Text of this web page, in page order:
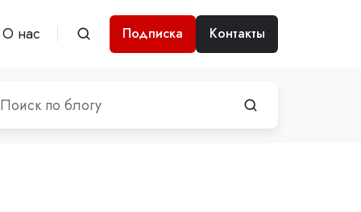
О нас Подписка Контакты